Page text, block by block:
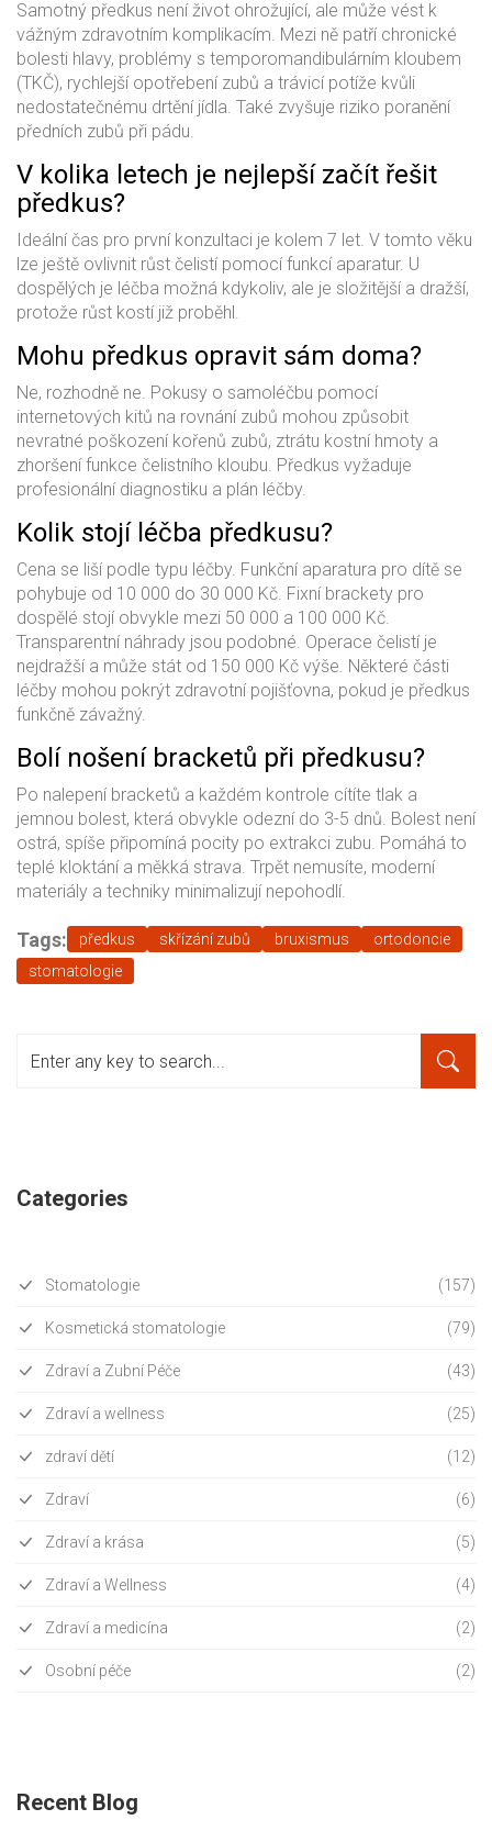
Samotný předkus není život ohrožující, ale může vést k
vážným zdravotním komplikacím. Mezi ně patří chronické
bolesti hlavy, problémy s temporomandibulárním kloubem
(TKČ), rychlejší opotřebení zubů a trávicí potíže kvůli
nedostatečnému drtění jídla. Také zvyšuje riziko poranění
předních zubů při pádu.
V kolika letech je nejlepší začít řešit
předkus?
Ideální čas pro první konzultaci je kolem 7 let. V tomto věku
lze ještě ovlivnit růst čelistí pomocí funkcí aparatur. U
dospělých je léčba možná kdykoliv, ale je složitější a dražší,
protože růst kostí již proběhl.
Mohu předkus opravit sám doma?
Ne, rozhodně ne. Pokusy o samoléčbu pomocí
internetových kitů na rovnání zubů mohou způsobit
nevratné poškození kořenů zubů, ztrátu kostní hmoty a
zhoršení funkce čelistního kloubu. Předkus vyžaduje
profesionální diagnostiku a plán léčby.
Kolik stojí léčba předkusu?
Cena se liší podle typu léčby. Funkční aparatura pro dítě se
pohybuje od 10 000 do 30 000 Kč. Fixní brackety pro
dospělé stojí obvykle mezi 50 000 a 100 000 Kč.
Transparentní náhrady jsou podobné. Operace čelistí je
nejdražší a může stát od 150 000 Kč výše. Některé části
léčby mohou pokrýt zdravotní pojišťovna, pokud je předkus
funkčně závažný.
Bolí nošení bracketů při předkusu?
Po nalepení bracketů a každém kontrole cítíte tlak a
jemnou bolest, která obvykle odezní do 3-5 dnů. Bolest není
ostrá, spíše připomíná pocity po extrakci zubu. Pomáhá to
teplé kloktání a měkká strava. Trpět nemusíte, moderní
materiály a techniky minimalizují nepohodlí.
Tags: předkus skřízání zubů bruxismus
ortodoncie
stomatologie
Categories
Stomatologie (157)
Kosmetická stomatologie (79)
Zdraví a Zubní Péče (43)
Zdraví a wellness (25)
zdraví dětí (12)
Zdraví (6)
Zdraví a krása (5)
Zdraví a Wellness (4)
Zdraví a medicína (2)
Osobní péče (2)
Recent Blog